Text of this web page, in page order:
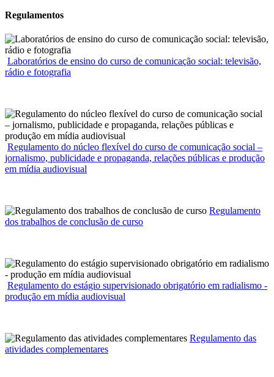
Regulamentos
Laboratórios de ensino do curso de comunicação social: televisão,
rádio e fotografia
Regulamento do núcleo flexível do curso de comunicação social –
jornalismo, publicidade e propaganda, relações públicas e produção
em mídia audiovisual
Regulamento
dos trabalhos de conclusão de curso
Regulamento do estágio supervisionado obrigatório em radialismo -
produção em mídia audiovisual
Regulamento das
atividades complementares